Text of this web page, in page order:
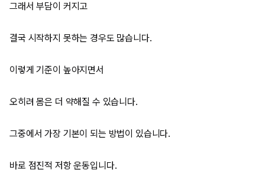
그래서 부담이 커지고
결국 시작하지 못하는 경우도 많습니다.
이렇게 기준이 높아지면서
오히려 몸은 더 약해질 수 있습니다.
그중에서 가장 기본이 되는 방법이 있습니다.
바로 점진적 저항 운동입니다.